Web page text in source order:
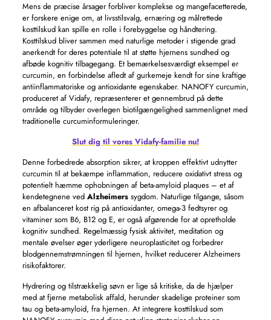
Mens de præcise årsager forbliver komplekse og mangefacetterede,
er forskere enige om, at livsstilsvalg, ernæring og målrettede
kosttilskud kan spille en rolle i forebyggelse og håndtering.
Kosttilskud bliver sammen med naturlige metoder i stigende grad
anerkendt for deres potentiale til at støtte hjernens sundhed og
afbøde kognitiv tilbagegang. Et bemærkelsesværdigt eksempel er
curcumin, en forbindelse afledt af gurkemeje kendt for sine kraftige
antiinflammatoriske og antioxidante egenskaber. NANOFY curcumin,
produceret af Vidafy, repræsenterer et gennembrud på dette
område og tilbyder overlegen biotilgængelighed sammenlignet med
traditionelle curcuminformuleringer.
Slut dig til vores Vidafy-familie nu!
Denne forbedrede absorption sikrer, at kroppen effektivt udnytter
curcumin til at bekæmpe inflammation, reducere oxidativt stress og
potentielt hæmme ophobningen af ​​beta-amyloid plaques – et af
kendetegnene ved Alzheimerssygdom. Naturlige tilgange, såsom
en afbalanceret kost rig på antioxidanter, omega-3 fedtsyrer og
vitaminer som B6, B12 og E, er også afgørende for at opretholde
kognitiv sundhed. Regelmæssig fysisk aktivitet, meditation og
mentale øvelser øger yderligere neuroplasticitet og forbedrer
blodgennemstrømningen til hjernen, hvilket reducerer Alzheimers
risikofaktorer.
Hydrering og tilstrækkelig søvn er lige så kritiske, da de hjælper
med at fjerne metabolisk affald, herunder skadelige proteiner som
tau og beta-amyloid, fra hjernen. At integrere kosttilskud som